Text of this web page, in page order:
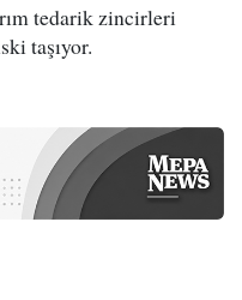
tedarik zincirleri
taşıyor.